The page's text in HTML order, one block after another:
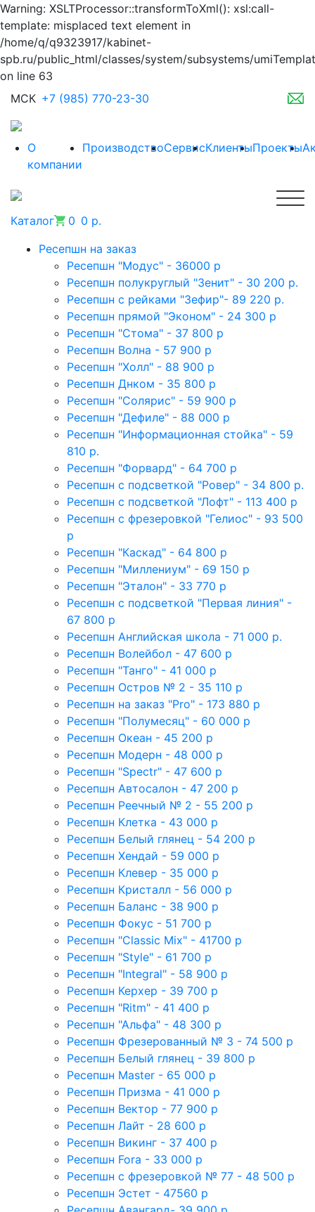
Warning: XSLTProcessor::transformToXml(): xsl:call-
template: misplaced text element in
/home/q/q9323917/kabinet-
spb.ru/public_html/classes/system/subsystems/
on line 63
МСК +7 (985) 770-23-30
О
компании
ПроизводствоСервисКлиентыПроекты
Каталог 0 0 р.
Ресепшн на заказ
Ресепшн "Модус" - 36000 р
Ресепшн полукруглый "Зенит" - 30 200 р.
Ресепшн с рейками "Зефир"- 89 220 р.
Ресепшн прямой "Эконом" - 24 300 р
Ресепшн "Стома" - 37 800 р
Ресепшн Волна - 57 900 р
Ресепшн "Холл" - 88 900 р
Ресепшн Днком - 35 800 р
Ресепшн "Солярис" - 59 900 р
Ресепшн "Дефиле" - 88 000 р
Ресепшн "Информационная стойка" - 59
810 р.
Ресепшн "Форвард" - 64 700 р
Ресепшн с подсветкой "Ровер" - 34 800 р.
Ресепшн с подсветкой "Лофт" - 113 400 р
Ресепшн с фрезеровкой "Гелиос" - 93 500
р
Ресепшн "Каскад" - 64 800 р
Ресепшн "Миллениум" - 69 150 р
Ресепшн "Эталон" - 33 770 р
Ресепшн с подсветкой "Первая линия" -
67 800 р
Ресепшн Английская школа - 71 000 р.
Ресепшн Волейбол - 47 600 р
Ресепшн "Танго" - 41 000 р
Ресепшн Остров № 2 - 35 110 р
Ресепшн на заказ "Pro" - 173 880 р
Ресепшн "Полумесяц" - 60 000 р
Ресепшн Океан - 45 200 р
Ресепшн Модерн - 48 000 р
Ресепшн "Spectr" - 47 600 р
Ресепшн Автосалон - 47 200 р
Ресепшн Реечный № 2 - 55 200 р
Ресепшн Клетка - 43 000 р
Ресепшн Белый глянец - 54 200 р
Ресепшн Хендай - 59 000 р
Ресепшн Клевер - 35 000 р
Ресепшн Кристалл - 56 000 р
Ресепшн Баланс - 38 900 р
Ресепшн Фокус - 51 700 р
Ресепшн "Classic Mix" - 41700 р
Ресепшн "Style" - 61 700 р
Ресепшн "Integral" - 58 900 р
Ресепшн Керхер - 39 700 р
Ресепшн "Ritm" - 41 400 р
Ресепшн "Альфа" - 48 300 р
Ресепшн Фрезерованный № 3 - 74 500 р
Ресепшн Белый глянец - 39 800 р
Ресепшн Master - 65 000 р
Ресепшн Призма - 41 000 р
Ресепшн Вектор - 77 900 р
Ресепшн Лайт - 28 600 р
Ресепшн Викинг - 37 400 р
Ресепшн Fora - 33 000 р
Ресепшн с фрезеровкой № 77 - 48 500 р
Ресепшн Эстет - 47560 р